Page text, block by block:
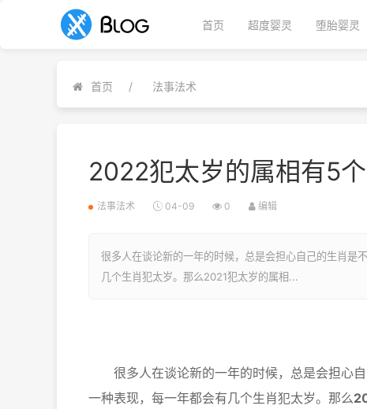
首页 超度婴灵 堕胎婴灵
首页 法事法术
2022犯太岁的属相有5
法事法术 04-09 0 编辑
很多人在谈论新的一年的时候，总是会担心自己的生肖是
几个生肖犯太岁。那么2021犯太岁的属相...
很多人在谈论新的一年的时候，总是会担心自
一种表现，每一年都会有几个生肖犯太岁。那么